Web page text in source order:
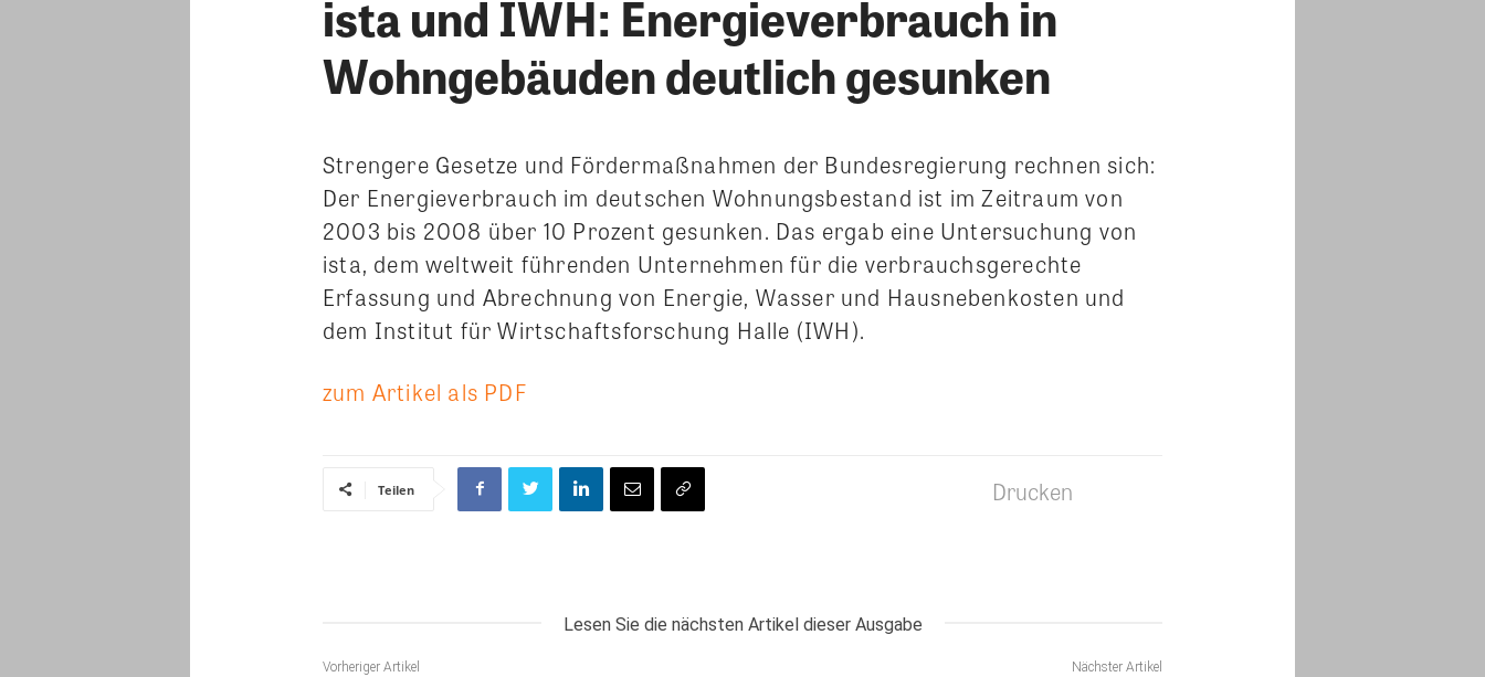
ista und IWH: Energieverbrauch in
Wohngebäuden deutlich gesunken
Strengere Gesetze und Fördermaßnahmen der Bundesregierung rechnen sich:
Der Energieverbrauch im deutschen Wohnungsbestand ist im Zeitraum von
2003 bis 2008 über 10 Prozent gesunken. Das ergab eine Untersuchung von
ista, dem weltweit führenden Unternehmen für die verbrauchsgerechte
Erfassung und Abrechnung von Energie, Wasser und Hausnebenkosten und
dem Institut für Wirtschaftsforschung Halle (IWH).
zum Artikel als PDF
Teilen Drucken
Lesen Sie die nächsten Artikel dieser Ausgabe
Vorheriger Artikel Nächster Artikel